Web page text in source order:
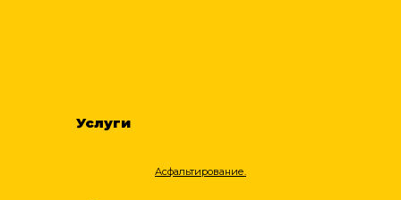
Услуги
Асфальтирование.